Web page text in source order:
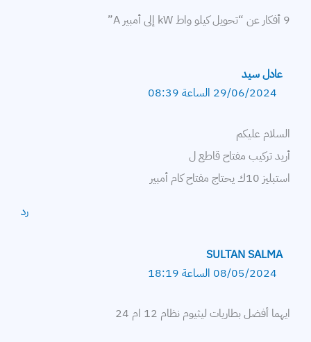
9 أفكار عن “تحويل كيلو واط kW إلى أمبير A”
عادل سيد
29/06/2024 الساعة 08:39
السلام عليكم
أريد تركيب مفتاح قاطع ل
استبليز 10ك يحتاج مفتاح كام أمبير
رد
SULTAN SALMA
08/05/2024 الساعة 18:19
ايهما أفضل بطاريات ليثيوم نظام 12 ام 24